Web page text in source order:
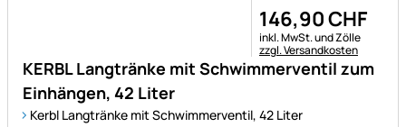
KERBL Langtränke mit Schwimmerventil zum
Einhängen, 42 Liter
Kerbl Langtränke mit Schwimmerventil, 42 Liter
146,90CHF
Steuerhinweis:
inkl. MwSt. und Zölle
zzgl. Versandkosten